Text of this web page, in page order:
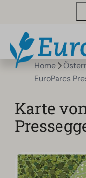
Home
EuroParcs
Karte